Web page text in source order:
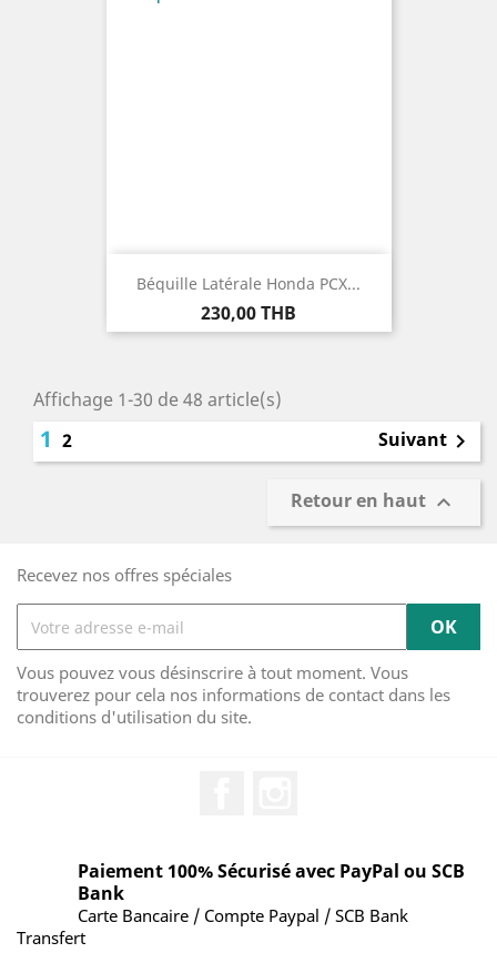
Béquille Latérale Honda PCX...
Prix
230,00 THB
Affichage 1-30 de 48 article(s)
1 2 Suivant 
Retour en haut 
Recevez nos offres spéciales
Vous pouvez vous désinscrire à tout moment. Vous
trouverez pour cela nos informations de contact dans les
conditions d'utilisation du site.
Paiement 100% Sécurisé avec PayPal ou SCB
Bank
Carte Bancaire / Compte Paypal / SCB Bank
Transfert